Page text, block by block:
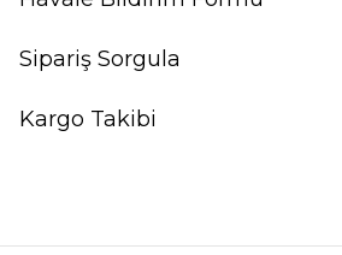
Sipariş Sorgula
Kargo Takibi